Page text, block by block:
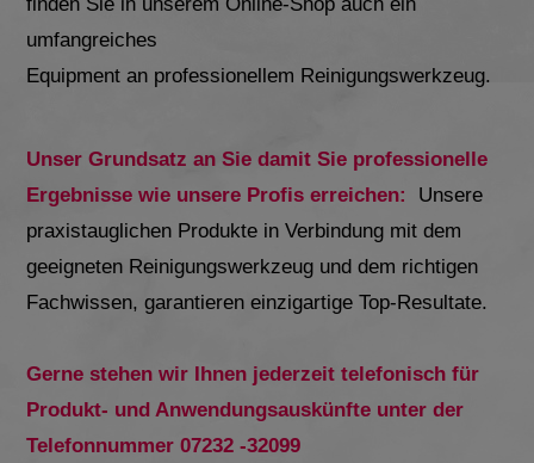
finden Sie in unserem Online-Shop auch ein
umfangreiches
Equipment an professionellem Reinigungswerkzeug.
Unser Grundsatz an Sie damit Sie professionelle
Ergebnisse wie unsere Profis erreichen:
Unsere
praxistauglichen Produkte in Verbindung mit dem
geeigneten Reinigungswerkzeug und dem richtigen
Fachwissen, garantieren einzigartige Top-Resultate.
Gerne stehen wir Ihnen jederzeit telefonisch für
Produkt- und Anwendungsauskünfte unter der
Telefonnummer 07232 -32099